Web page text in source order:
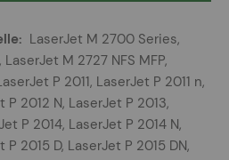
LaserJet M 2700 Series,
M 2727 NFS MFP,
P 2011, LaserJet P 2011 n,
2012 N, LaserJet P 2013,
P 2014, LaserJet P 2014 N,
2015 D, LaserJet P 2015 DN,